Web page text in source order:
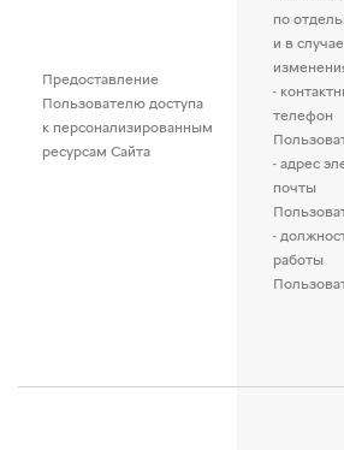
Предоставление
Пользователю доступа
к персонализированным
ресурсам Сайта
по
и в случае
-
телефон
- адрес
почты
-
работы